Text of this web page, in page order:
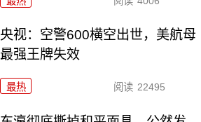
央视：空警600横空出世，美航母
最强王牌失效
最热 阅读 22495